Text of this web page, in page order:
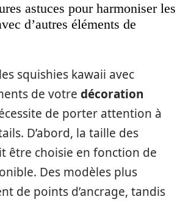
astuces pour harmoniser les
d’autres éléments de
squishies kawaii avec
de votre décoration
de porter attention à
D’abord, la taille des
être choisie en fonction de
Des modèles plus
de points d’ancrage, tandis